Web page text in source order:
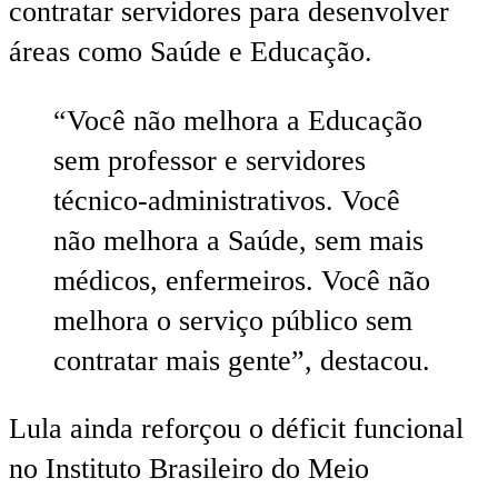
contratar servidores para desenvolver
áreas como Saúde e Educação.
“Você não melhora a Educação
sem professor e servidores
técnico-administrativos. Você
não melhora a Saúde, sem mais
médicos, enfermeiros. Você não
melhora o serviço público sem
contratar mais gente”, destacou.
Lula ainda reforçou o déficit funcional
no Instituto Brasileiro do Meio